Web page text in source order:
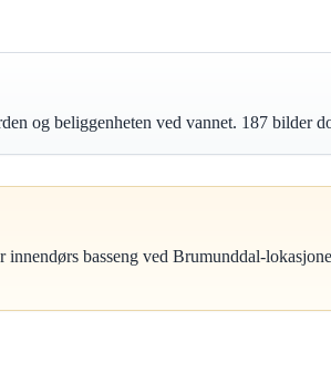
og beliggenheten ved vannet. 187 bilder
basseng ved Brumunddal-